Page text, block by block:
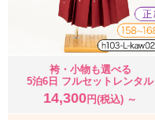
袴・小物も選べる
5泊6日 フルセットレンタル
14,300 円(税込) ～